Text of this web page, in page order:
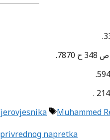
Oznake
Muhammed
napretka